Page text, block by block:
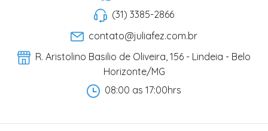
(31) 3385-2866
contato@juliafez.com.br
R. Aristolino Basilio de Oliveira, 156 - Lindeia - Belo
Horizonte/MG
08:00 as 17:00hrs